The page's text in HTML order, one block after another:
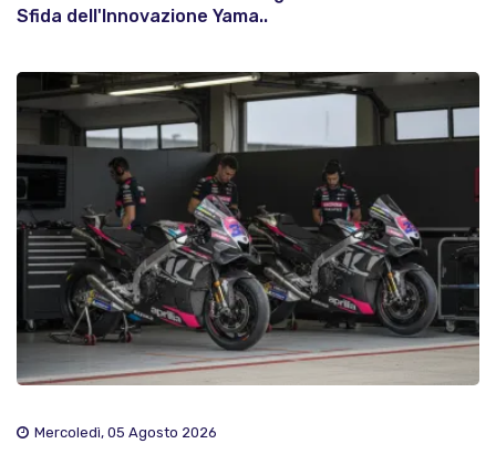
Sfida dell'Innovazione Yama..
Mercoledì, 05 Agosto 2026